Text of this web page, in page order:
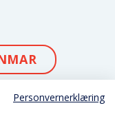
Personvernerklæring